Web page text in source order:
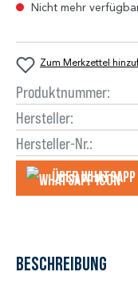
Nicht mehr
Zum Merkzettel
Produktnummer:
Hersteller:
Hersteller-Nr.:
Über
Beschreibung